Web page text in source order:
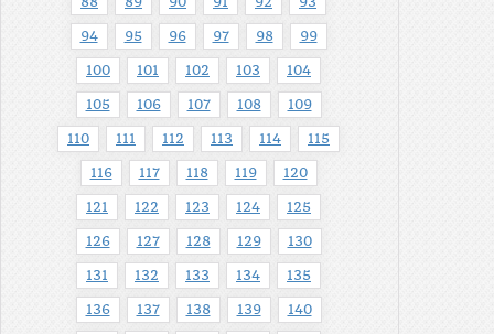
94 95 96 97 98 99
100 101 102 103 104
105 106 107 108 109
110 111 112 113 114 115
116 117 118 119 120
121 122 123 124 125
126 127 128 129 130
131 132 133 134 135
136 137 138 139 140